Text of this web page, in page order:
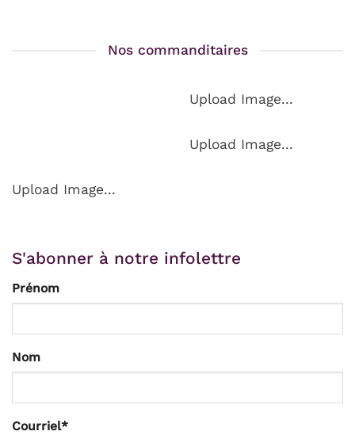
Nos commanditaires
Upload Image...
Upload Image...
Upload Image...
S'abonner à notre infolettre
Prénom
Nom
Courriel*